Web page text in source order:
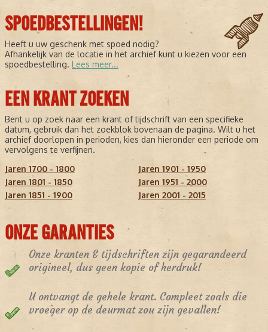
SPOEDBESTELLINGEN!
Heeft u uw geschenk met spoed nodig?
Afhankelijk van de locatie in het archief kunt u kiezen voor een
spoedbestelling. Lees meer...
EEN KRANT ZOEKEN
Bent u op zoek naar een krant of tijdschrift van een specifieke
datum, gebruik dan het zoekblok bovenaan de pagina. Wilt u het
archief doorlopen in perioden, kies dan hieronder een periode om
vervolgens te verfijnen.
Jaren 1700 - 1800
Jaren 1801 - 1850
Jaren 1851 - 1900
Jaren 1901 - 1950
Jaren 1951 - 2000
Jaren 2001 - 2015
ONZE GARANTIES
Onze kranten & tijdschriften zijn gegarandeerd
origineel, dus geen kopie of herdruk!
U ontvangt de gehele krant. Compleet zoals die
vroeger op de deurmat zou zijn gevallen!